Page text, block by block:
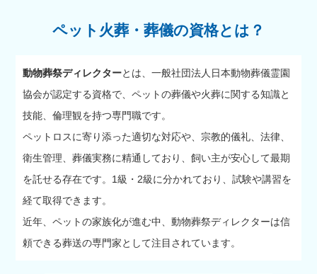
ペット火葬・葬儀の資格とは？
動物葬祭ディレクターとは、一般社団法人日本動物葬儀霊園
協会が認定する資格で、ペットの葬儀や火葬に関する知識と
技能、倫理観を持つ専門職です。
ペットロスに寄り添った適切な対応や、宗教的儀礼、法律、
衛生管理、葬儀実務に精通しており、飼い主が安心して最期
を託せる存在です。1級・2級に分かれており、試験や講習を
経て取得できます。
近年、ペットの家族化が進む中、動物葬祭ディレクターは信
頼できる葬送の専門家として注目されています。